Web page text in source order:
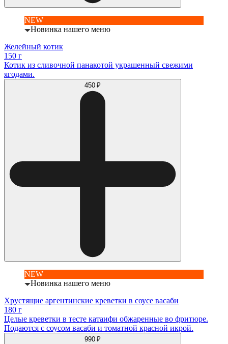
NEW
Новинка нашего меню
Желейный котик
150 г
Котик из сливочной панакотой украшенный свежими
ягодами.
450 ₽
NEW
Новинка нашего меню
Хрустящие аргентинские креветки в соусе васаби
180 г
Целые креветки в тесте катаифи обжаренные во фритюре.
Подаются с соусом васаби и томатной красной икрой.
990 ₽